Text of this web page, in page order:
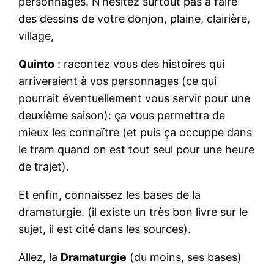
des dessins de votre donjon, plaine, clairière,
village,
Quinto : racontez vous des histoires qui
arriveraient à vos personnages (ce qui
pourrait éventuellement vous servir pour une
deuxième saison): ça vous permettra de
mieux les connaïtre (et puis ça occuppe dans
le tram quand on est tout seul pour une heure
de trajet).
Et enfin, connaissez les bases de la
dramaturgie. (il existe un très bon livre sur le
sujet, il est cité dans les sources).
Allez, la Dramaturgie (du moins, ses bases)